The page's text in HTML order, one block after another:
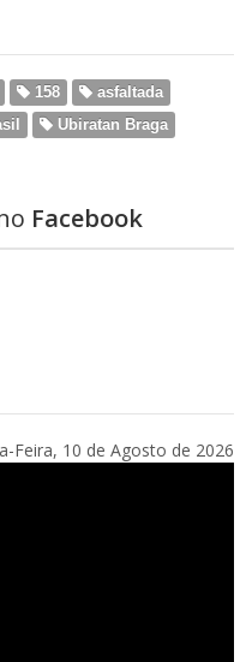
158
asfaltada
Ubiratan Braga
Facebook
Feira, 10 de Agosto de 2026